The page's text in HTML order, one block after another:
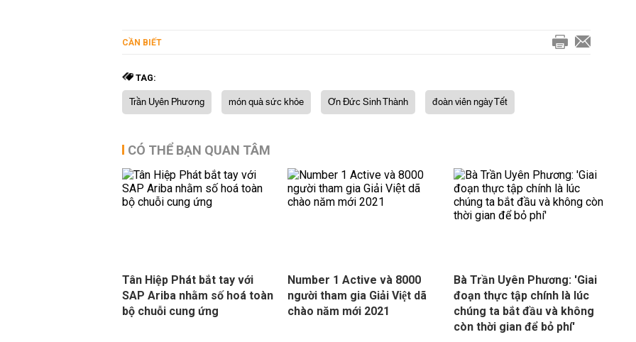
CẦN BIẾT
TAG:
Trần Uyên Phương món quà sức khỏe Ơn Đức Sinh Thành đoàn viên ngày Tết
CÓ THỂ BẠN QUAN TÂM
Tân Hiệp Phát bắt tay với
SAP Ariba nhằm số hoá toàn
bộ chuỗi cung ứng
Number 1 Active và 8000
người tham gia Giải Việt dã
chào năm mới 2021
Bà Trần Uyên Phương: 'Giai
đoạn thực tập chính là lúc
chúng ta bắt đầu và không
còn thời gian để bỏ phí'